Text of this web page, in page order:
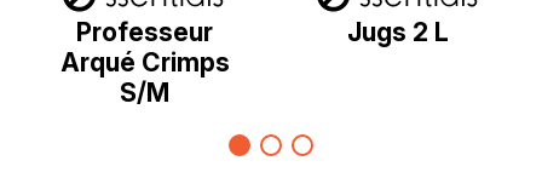
Professeur
Arqué Crimps
S/M
Jugs 2 L